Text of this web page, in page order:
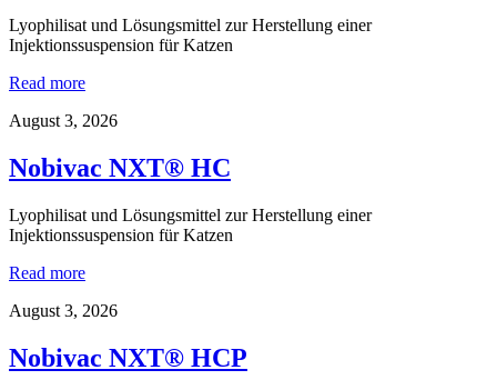
Lyophilisat und Lösungsmittel zur Herstellung einer
Injektionssuspension für Katzen
Read more
August 3, 2026
Nobivac NXT® HC
Lyophilisat und Lösungsmittel zur Herstellung einer
Injektionssuspension für Katzen
Read more
August 3, 2026
Nobivac NXT® HCP